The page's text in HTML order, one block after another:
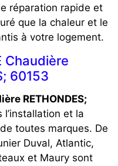
réparation rapide et
que la chaleur et le
à votre logement.
Chaudière
60153
RETHONDES;
et la
toutes marques. De
Duval, Atlantic,
et Maury sont